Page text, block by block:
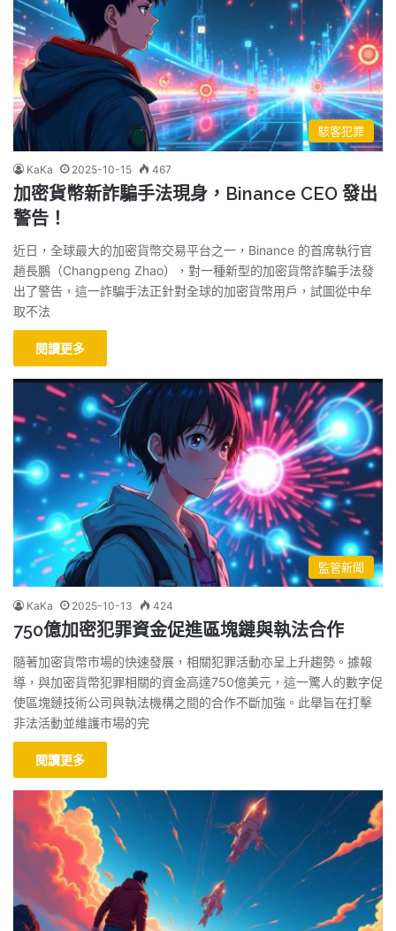
駭客犯罪
KaKa 2025-10-15 467
加密貨幣新詐騙手法現身，Binance CEO 發出
警告！
近日，全球最大的加密貨幣交易平台之一，Binance 的首席執行官
趙長鵬（Changpeng Zhao），對一種新型的加密貨幣詐騙手法發
出了警告，這一詐騙手法正針對全球的加密貨幣用戶，試圖從中牟
取不法
閱讀更多
監管新聞
KaKa 2025-10-13 424
750億加密犯罪資金促進區塊鏈與執法合作
隨著加密貨幣市場的快速發展，相關犯罪活動亦呈上升趨勢。據報
導，與加密貨幣犯罪相關的資金高達750億美元，這一驚人的數字促
使區塊鏈技術公司與執法機構之間的合作不斷加強。此舉旨在打擊
非法活動並維護市場的完
閱讀更多